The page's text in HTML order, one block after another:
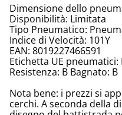
Dimensione dello
Disponibilità: Limitata
Tipo Pneumatico:
Indice di Velocità: 101Y
EAN: 8019227466591
Etichetta UE pneumatici:
Resistenza: B Bagnato: B
Nota bene: i prezzi si
cerchi. A seconda della